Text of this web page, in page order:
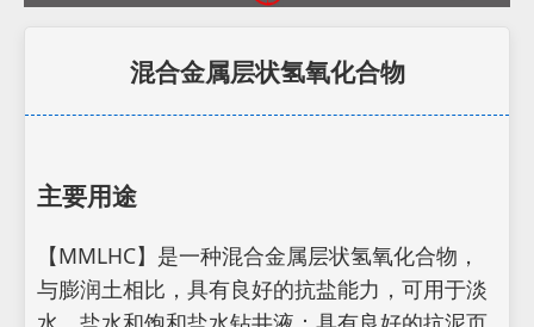
混合金属层状氢氧化合物
主要用途
【MMLHC】是一种混合金属层状氢氧化合物，
与膨润土相比，具有良好的抗盐能力，可用于淡